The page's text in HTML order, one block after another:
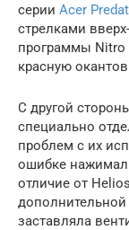
серии Acer
стрелками
программы Nitro
красную
С другой
специально
проблем с их
ошибке нажимал
отличие от
дополнительной
заставляла